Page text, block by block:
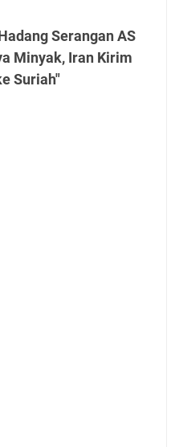
Serangan AS
Minyak, Iran Kirim
Suriah"